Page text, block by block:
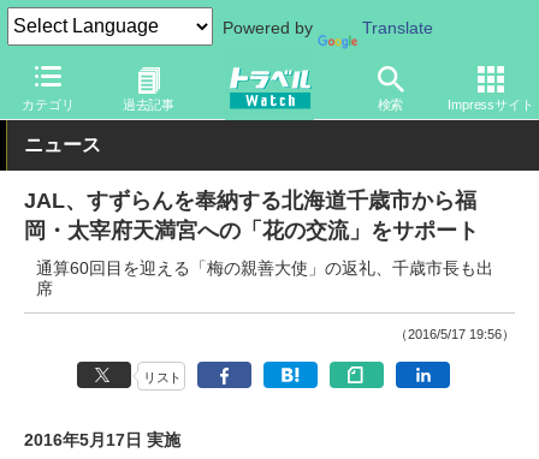
Powered by Translate
カテゴリ 過去記事 検索 Impressサイト
トラベル Watch 企業・政府・官庁 国内エアライン JAL
ニュース
JAL、すずらんを奉納する北海道千歳市から福
岡・太宰府天満宮への「花の交流」をサポート
通算60回目を迎える「梅の親善大使」の返礼、千歳市長も出
席
（2016/5/17 19:56）
リスト
2016年5月17日 実施